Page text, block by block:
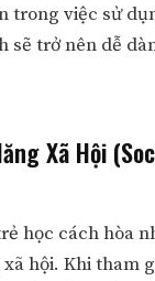
trong việc sử
sẽ trở nên dễ
Xã Hội
học cách hòa
hội. Khi tham